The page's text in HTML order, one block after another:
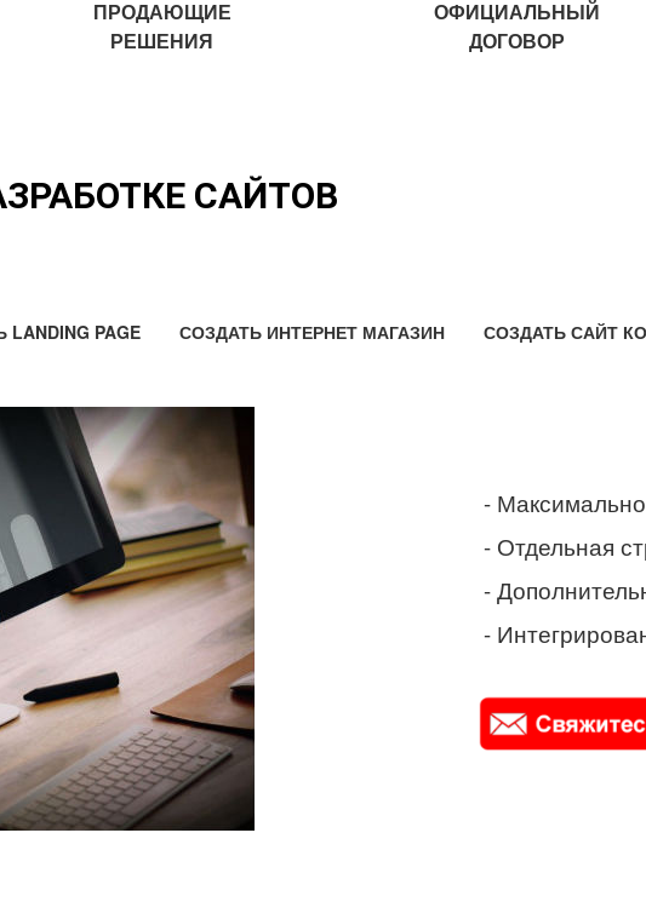
ПРОДАЮЩИЕ
РЕШЕНИЯ
ОФИЦИАЛЬНЫЙ
ДОГОВОР
САЙТОВ
PAGE СОЗДАТЬ ИНТЕРНЕТ МАГАЗИН СОЗДАТЬ САЙТ
-
- Отдельная
-
-